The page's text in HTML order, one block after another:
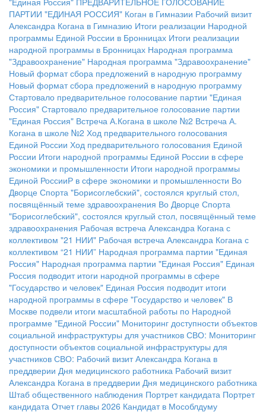
ПАРТИИ "ЕДИНАЯ РОССИЯ" Коган в Гимназии Рабочий визит
Александра Когана в Гимназию Итоги реализации Народной
программы Единой России в Бронницах Итоги реализации
народной программы в Бронницах Народная программа
"Здравоохранение" Народная программа "Здравоохранение"
Новый формат сбора предложений в народную программу
Новый формат сбора предложений в народную программу
Стартовало предварительное голосование партии "Единая
Россия" Стартовало предварительное голосование партии
"Единая Россия" Встреча А.Когана в школе №2 Встреча А.
Когана в школе №2 Ход предварительного голосования
Единой России Ход предварительного голосования Единой
России Итоги народной программы Единой России в сфере
экономики и промышленности Итоги народной программы
Единой РоссииР в сфере экономики и промышленности Во
Дворце Спорта "Борисоглебский", состоялся круглый стол,
посвящённый теме здравоохранения Во Дворце Спорта
"Борисоглебский", состоялся круглый стол, посвящённый теме
здравоохранения Рабочая встреча Александра Когана с
коллективом "21 НИИ" Рабочая встреча Александра Когана с
коллективом “21 НИИ” Народная программа партии "Единая
Россия" Народная программа партии "Единая Россия" Единая
Россия подводит итоги народной программы в сфере
"Государство и человек" Единая Россия подводит итоги
народной программы в сфере "Государство и человек" В
Москве подвели итоги масштабной работы по Народной
программе "Единой России" Мониторинг доступности объектов
социальной инфраструктуры для участников СВО: Мониторинг
доступности объектов социальной инфраструктуры для
участников СВО: Рабочий визит Александра Когана в
преддверии Дня медицинского работника Рабочий визит
Александра Когана в преддверии Дня медицинского работника
Штаб общественного наблюдения Портрет кандидата Портрет
кандидата Отчет главы 2026 Кандидат в Мособлдуму